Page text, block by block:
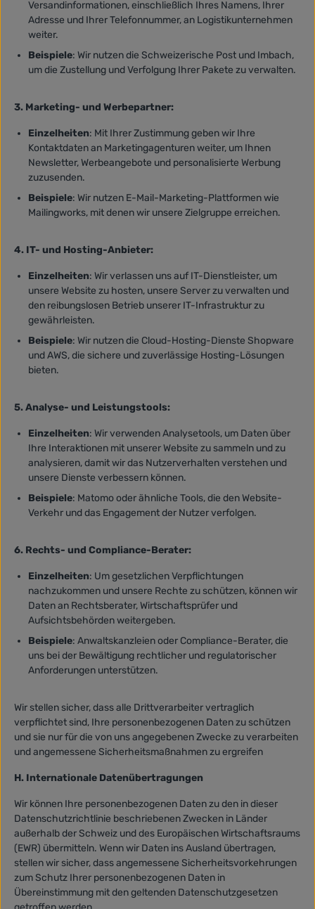
Versandinformationen, einschließlich Ihres Namens, Ihrer
Adresse und Ihrer Telefonnummer, an Logistikunternehmen
weiter.
Beispiele: Wir nutzen die Schweizerische Post und Imbach,
um die Zustellung und Verfolgung Ihrer Pakete zu verwalten.
3. Marketing- und Werbepartner:
Einzelheiten: Mit Ihrer Zustimmung geben wir Ihre
Kontaktdaten an Marketingagenturen weiter, um Ihnen
Newsletter, Werbeangebote und personalisierte Werbung
zuzusenden.
Beispiele: Wir nutzen E-Mail-Marketing-Plattformen wie
Mailingworks, mit denen wir unsere Zielgruppe erreichen.
4. IT- und Hosting-Anbieter:
Einzelheiten: Wir verlassen uns auf IT-Dienstleister, um
unsere Website zu hosten, unsere Server zu verwalten und
den reibungslosen Betrieb unserer IT-Infrastruktur zu
gewährleisten.
Beispiele: Wir nutzen die Cloud-Hosting-Dienste Shopware
und AWS, die sichere und zuverlässige Hosting-Lösungen
bieten.
5. Analyse- und Leistungstools:
Einzelheiten: Wir verwenden Analysetools, um Daten über
Ihre Interaktionen mit unserer Website zu sammeln und zu
analysieren, damit wir das Nutzerverhalten verstehen und
unsere Dienste verbessern können.
Beispiele: Matomo oder ähnliche Tools, die den Website-
Verkehr und das Engagement der Nutzer verfolgen.
6. Rechts- und Compliance-Berater:
Einzelheiten: Um gesetzlichen Verpflichtungen
nachzukommen und unsere Rechte zu schützen, können wir
Daten an Rechtsberater, Wirtschaftsprüfer und
Aufsichtsbehörden weitergeben.
Beispiele: Anwaltskanzleien oder Compliance-Berater, die
uns bei der Bewältigung rechtlicher und regulatorischer
Anforderungen unterstützen.
Wir stellen sicher, dass alle Drittverarbeiter vertraglich
verpflichtet sind, Ihre personenbezogenen Daten zu schützen
und sie nur für die von uns angegebenen Zwecke zu verarbeiten
und angemessene Sicherheitsmaßnahmen zu ergreifen
H. Internationale Datenübertragungen
Wir können Ihre personenbezogenen Daten zu den in dieser
Datenschutzrichtlinie beschriebenen Zwecken in Länder
außerhalb der Schweiz und des Europäischen Wirtschaftsraums
(EWR) übermitteln. Wenn wir Daten ins Ausland übertragen,
stellen wir sicher, dass angemessene Sicherheitsvorkehrungen
zum Schutz Ihrer personenbezogenen Daten in
Übereinstimmung mit den geltenden Datenschutzgesetzen